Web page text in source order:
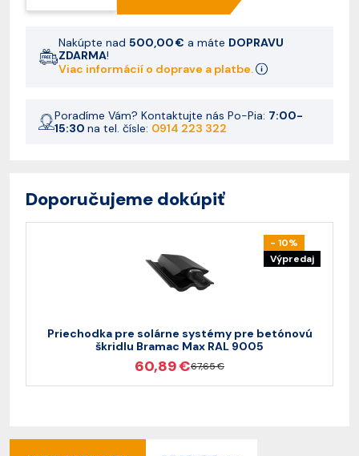
Nakúpte nad 500,00 € a máte DOPRAVU
ZDARMA!
Viac informácií o doprave a platbe.
Poradíme Vám? Kontaktujte nás Po-Pia: 7:00-
15:30 na tel. čísle: 0914 223 322
Doporučujeme dokúpiť
- 10%
Výpredaj
Priechodka pre solárne systémy pre betónovú
škridlu Bramac Max RAL 9005
60,89 €67,65 €